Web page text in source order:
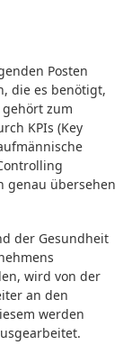
Posten
die es benötigt,
zum
KPIs (Key
genau übersehen
der Gesundheit
wird von der
an den
werden